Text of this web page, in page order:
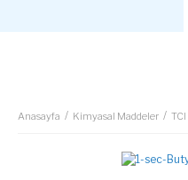
Anasayfa Kimyasal Maddeler